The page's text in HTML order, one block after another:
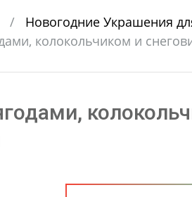
/ Новогодние Украшения
колокольчиком и